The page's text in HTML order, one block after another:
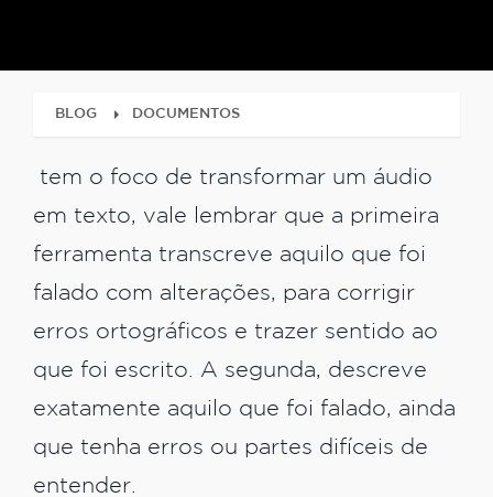
BLOG DOCUMENTOS
tem o foco de transformar um áudio
em texto, vale lembrar que a primeira
ferramenta transcreve aquilo que foi
falado com alterações, para corrigir
erros ortográficos e trazer sentido ao
que foi escrito. A segunda, descreve
exatamente aquilo que foi falado, ainda
que tenha erros ou partes difíceis de
entender.